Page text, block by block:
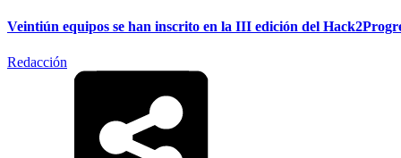
Veintiún equipos se han inscrito en la III edición del
Redacción